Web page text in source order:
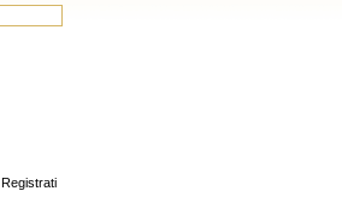
Registrati